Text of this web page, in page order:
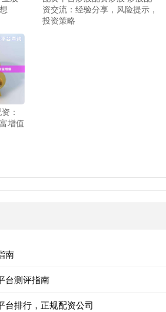
资交流：经验分享，风险提示，
投资策略
：
增值
南
台测评指南
台排行，正规配资公司